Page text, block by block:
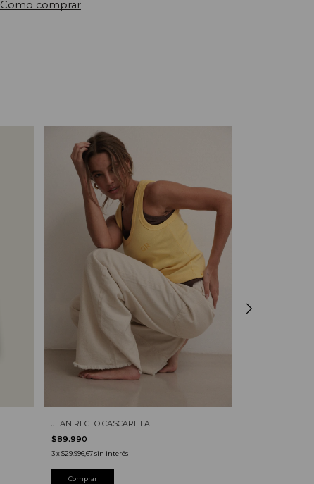
Como comprar
JEAN RECTO CASCARILLA
$89.990
3 x$29.996,67 sin interés
Comprar